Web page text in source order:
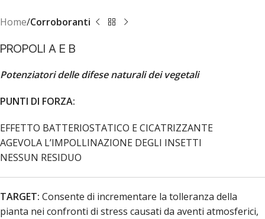
Home Corroboranti
PROPOLI A E B
Potenziatori delle difese naturali dei vegetali
PUNTI DI FORZA:
EFFETTO BATTERIOSTATICO E CICATRIZZANTE
AGEVOLA L’IMPOLLINAZIONE DEGLI INSETTI
NESSUN RESIDUO
TARGET: Consente di incrementare la tolleranza della
pianta nei confronti di stress causati da aventi atmosferici,